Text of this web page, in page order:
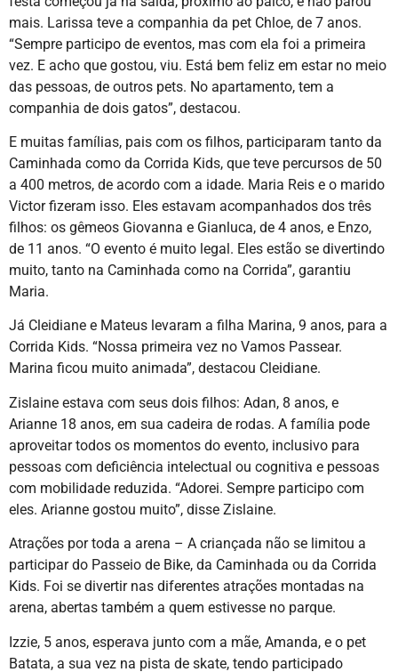
mais. Larissa teve a companhia da pet Chloe, de 7 anos.
“Sempre participo de eventos, mas com ela foi a primeira
vez. E acho que gostou, viu. Está bem feliz em estar no meio
das pessoas, de outros pets. No apartamento, tem a
companhia de dois gatos”, destacou.
E muitas famílias, pais com os filhos, participaram tanto da
Caminhada como da Corrida Kids, que teve percursos de 50
a 400 metros, de acordo com a idade. Maria Reis e o marido
Victor fizeram isso. Eles estavam acompanhados dos três
filhos: os gêmeos Giovanna e Gianluca, de 4 anos, e Enzo,
de 11 anos. “O evento é muito legal. Eles estão se divertindo
muito, tanto na Caminhada como na Corrida”, garantiu
Maria.
Já Cleidiane e Mateus levaram a filha Marina, 9 anos, para a
Corrida Kids. “Nossa primeira vez no Vamos Passear.
Marina ficou muito animada”, destacou Cleidiane.
Zislaine estava com seus dois filhos: Adan, 8 anos, e
Arianne 18 anos, em sua cadeira de rodas. A família pode
aproveitar todos os momentos do evento, inclusivo para
pessoas com deficiência intelectual ou cognitiva e pessoas
com mobilidade reduzida. “Adorei. Sempre participo com
eles. Arianne gostou muito”, disse Zislaine.
Atrações por toda a arena – A criançada não se limitou a
participar do Passeio de Bike, da Caminhada ou da Corrida
Kids. Foi se divertir nas diferentes atrações montadas na
arena, abertas também a quem estivesse no parque.
Izzie, 5 anos, esperava junto com a mãe, Amanda, e o pet
Batata, a sua vez na pista de skate, tendo participado